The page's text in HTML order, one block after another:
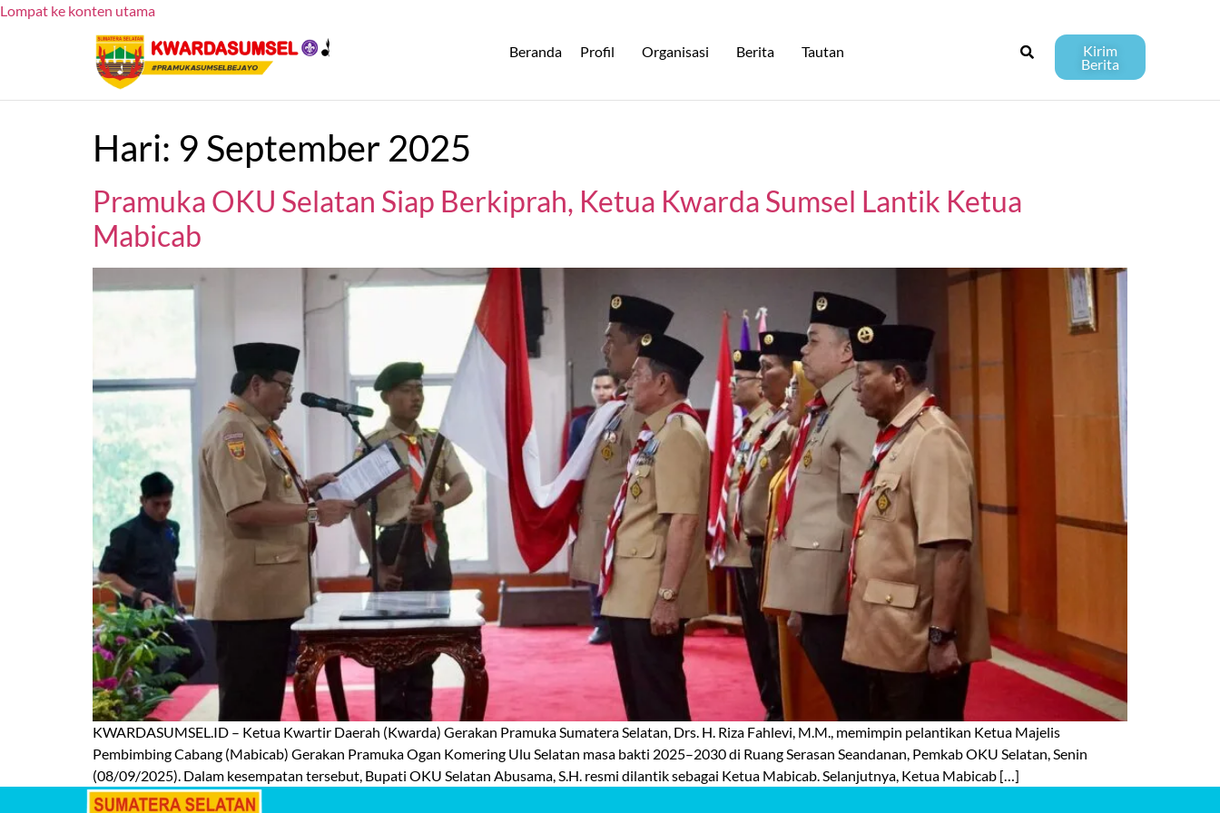
Lompat ke konten utama
Beranda Profil Organisasi Berita Tautan Kirim
Berita
Hari: 9 September 2025
Pramuka OKU Selatan Siap Berkiprah, Ketua Kwarda Sumsel Lantik Ketua
Mabicab
KWARDASUMSEL.ID – Ketua Kwartir Daerah (Kwarda) Gerakan Pramuka Sumatera Selatan, Drs. H. Riza Fahlevi, M.M., memimpin pelantikan Ketua Majelis
Pembimbing Cabang (Mabicab) Gerakan Pramuka Ogan Komering Ulu Selatan masa bakti 2025–2030 di Ruang Serasan Seandanan, Pemkab OKU Selatan, Senin
(08/09/2025). Dalam kesempatan tersebut, Bupati OKU Selatan Abusama, S.H. resmi dilantik sebagai Ketua Mabicab. Selanjutnya, Ketua Mabicab […]